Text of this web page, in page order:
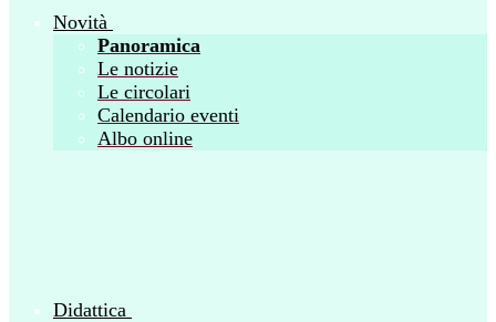
Novità
Panoramica
Le notizie
Le circolari
Calendario eventi
Albo online
Didattica